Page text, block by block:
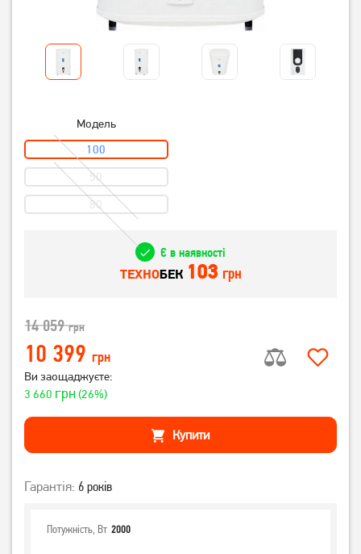
Модель
100
50
80
Є в наявності
ТЕХНОБЕК 103 грн
14 059грн
10 399 грн
Ви заощаджуєте:
3 660 грн(26%)
Купити
Гарантія: 6 років
Потужність, Вт 2000